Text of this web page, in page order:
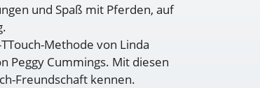
und Spaß mit Pferden, auf
Methode von Linda
Peggy Cummings. Mit diesen
Freundschaft kennen.